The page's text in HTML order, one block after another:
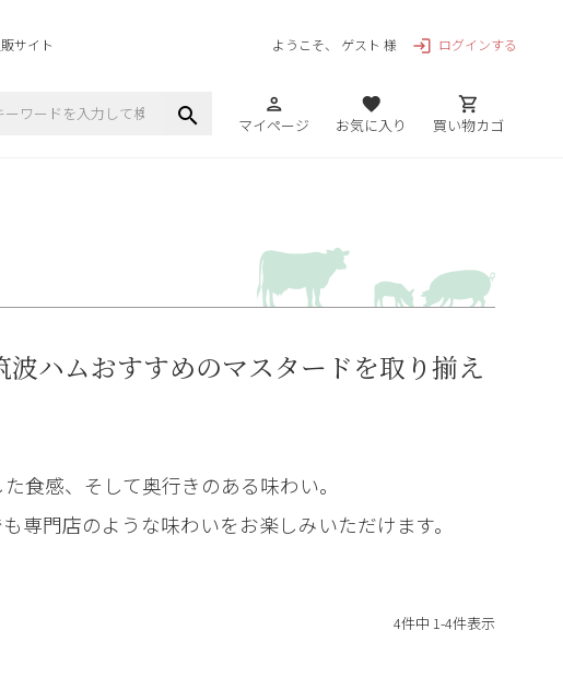
サイト ようこそ、 ゲスト 様 login ログインする
search person
マイページ
favorite
お気に入り
shopping_cart
買い物カゴ
ハムおすすめのマスタードを取り揃え
食感、そして奥行きのある味わい。
専門店のような味わいをお楽しみいただけます。
4件中 1-4件表示